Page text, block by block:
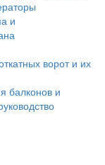
ворот и их
балконов и